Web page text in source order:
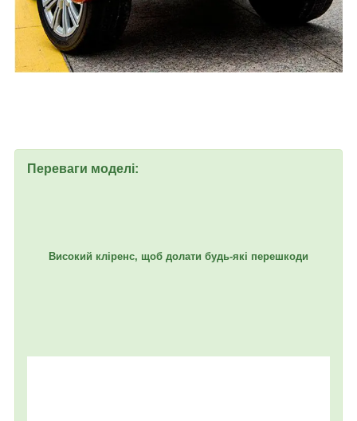
Переваги моделі:
Високий кліренс, щоб долати будь-які перешкоди